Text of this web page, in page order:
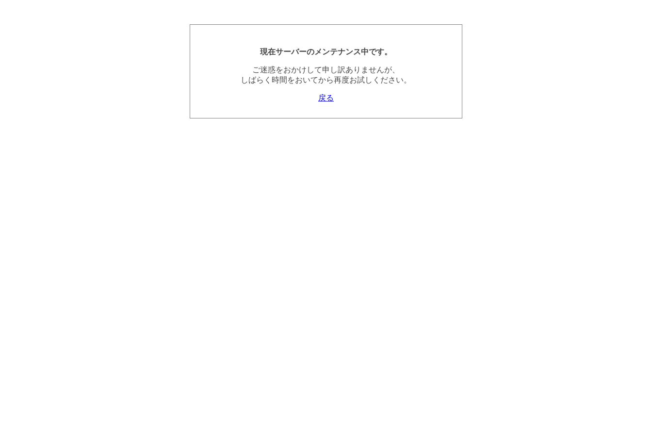
現在サーバーのメンテナンス中です。
ご迷惑をおかけして申し訳ありませんが、
しばらく時間をおいてから再度お試しください。
戻る